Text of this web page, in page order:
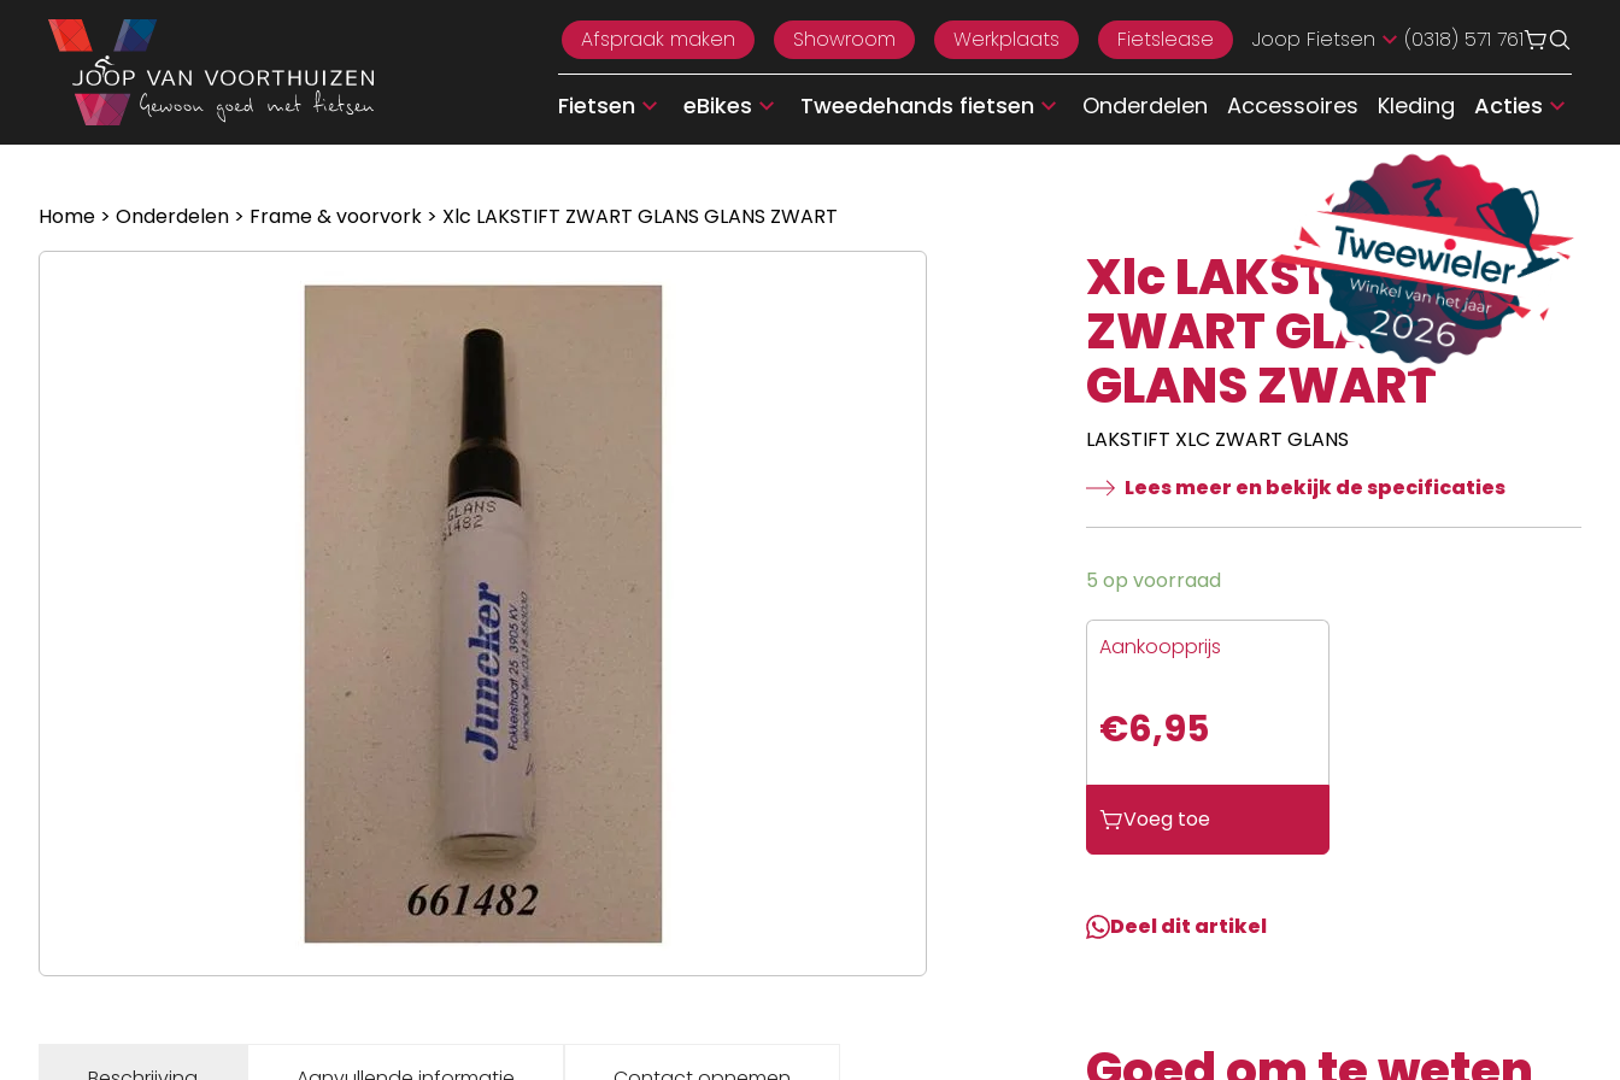
Ga naar de inhoud
Afspraak maken
Showroom Werkplaats Fietslease Joop Fietsen (0318) 571 761
Fietsen eBikes Tweedehands fietsen Onderdelen Accessoires Kleding Acties
Home > Onderdelen > Frame & voorvork > Xlc LAKSTIFT ZWART GLANS GLANS ZWART
Xlc LAKSTIFT
ZWART GLANS
GLANS ZWART
LAKSTIFT XLC ZWART GLANS
Lees meer en bekijk de specificaties
5 op voorraad
Aankoopprijs
€6,95
LAKSTIFT
ZWART
GLANS
ZWART
Voeg toe
Deel dit artikel